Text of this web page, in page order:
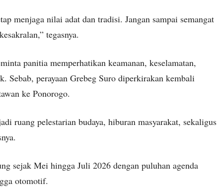
menjaga nilai adat dan tradisi. Jangan sampai semangat
tegasnya.
panitia memperhatikan keamanan, keselamatan,
Sebab, perayaan Grebeg Suro diperkirakan kembali
ke Ponorogo.
ruang pelestarian budaya, hiburan masyarakat, sekaligus
sejak Mei hingga Juli 2026 dengan puluhan agenda
otomotif.